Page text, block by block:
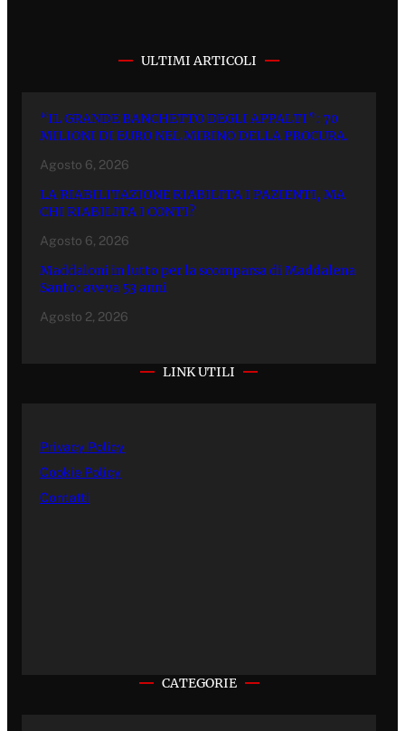
ULTIMI ARTICOLI
“IL GRANDE BANCHETTO DEGLI APPALTI”: 70
MILIONI DI EURO NEL MIRINO DELLA PROCURA.
Agosto 6, 2026
LA RIABILITAZIONE RIABILITA I PAZIENTI, MA
CHI RIABILITA I CONTI?
Agosto 6, 2026
Maddaloni in lutto per la scomparsa di Maddalena
Santo: aveva 53 anni
Agosto 2, 2026
LINK UTILI
Privacy Policy
Cookie Policy
Contatti
CATEGORIE